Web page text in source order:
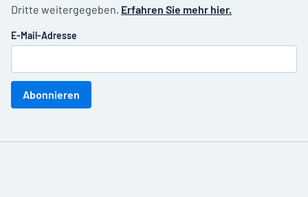
Dritte weitergegeben. Erfahren Sie mehr hier.
E-Mail-Adresse
Abonnieren